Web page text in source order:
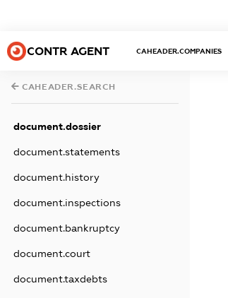
CONTR AGENT CAHEADER.COMPANIES
CAHEADER.SEARCH
document.dossier
document.statements
document.history
document.inspections
document.bankruptcy
document.court
document.taxdebts